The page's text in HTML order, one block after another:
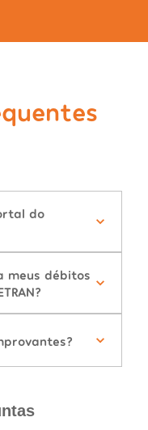
do
meus débitos